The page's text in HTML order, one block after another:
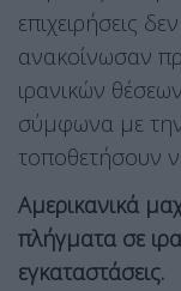
επιχειρήσεις
ανακοίνωσαν
ιρανικών
σύμφωνα με
τοποθετήσουν
Αμερικανικά
πλήγματα σε
εγκαταστάσεις.